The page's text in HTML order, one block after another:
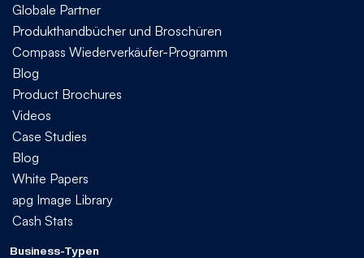
Globale Partner
Produkthandbücher und Broschüren
Compass Wiederverkäufer-Programm
Blog
Product Brochures
Videos
Case Studies
Blog
White Papers
apg Image Library
Cash Stats
Business-Typen